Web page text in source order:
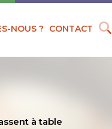
NOUS ? CONTACT
à table